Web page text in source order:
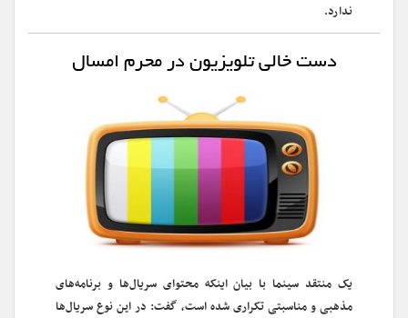
ندارد.
دست خالی تلویزیون در محرم امسال
یک منتقد سینما با بیان اینکه محتوای سریال‌ها و برنامه‌های
مذهبی و مناسبتی تکراری شده است، گفت: در این نوع سریال‌ها